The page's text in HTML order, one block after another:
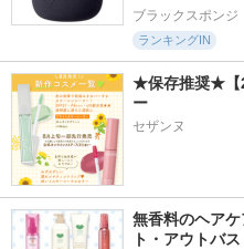
ブラックスポンジ
ランキングIN
★保存推奨★【
ー
セザンヌ
無香料のヘア
ト・アウトバ